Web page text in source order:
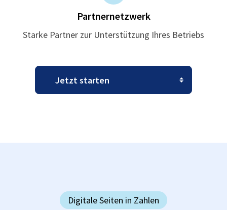
Partnernetzwerk
Starke Partner zur Unterstützung Ihres Betriebs
Digitale Seiten in Zahlen